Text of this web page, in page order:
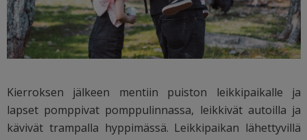
Kierroksen jälkeen mentiin puiston leikkipaikalle ja
lapset pomppivat pomppulinnassa, leikkivät autoilla ja
kävivät trampalla hyppimässä. Leikkipaikan lähettyvillä